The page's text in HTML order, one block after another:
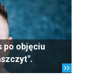
po objęciu